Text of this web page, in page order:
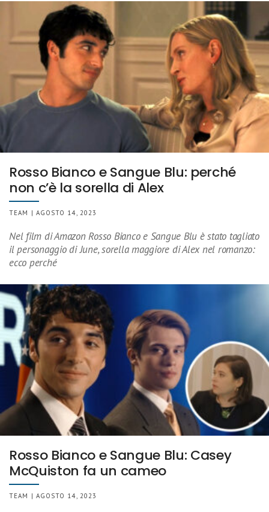
Rosso Bianco e Sangue Blu: perché
non c’è la sorella di Alex
TEAM | AGOSTO 14, 2023
Nel film di Amazon Rosso Bianco e Sangue Blu è stato tagliato
il personaggio di June, sorella maggiore di Alex nel romanzo:
ecco perché
Rosso Bianco e Sangue Blu: Casey
McQuiston fa un cameo
TEAM | AGOSTO 14, 2023